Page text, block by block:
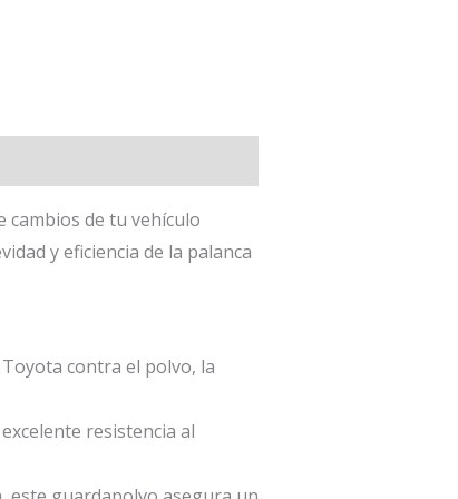
cambios de tu vehículo
y eficiencia de la palanca
contra el polvo, la
resistencia al